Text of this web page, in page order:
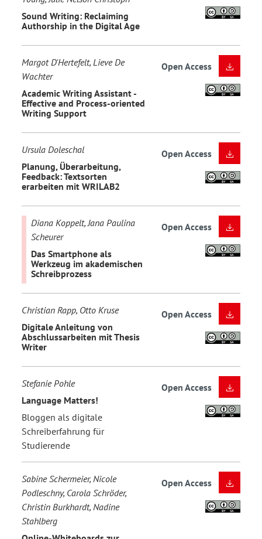
Sound Writing: Reclaiming
Authorship in the Digital Age
Margot D'Hertefelt, Lieve De
Wachter
Academic Writing Assistant -
Effective and Process-oriented
Writing Support
Open Access
Ursula Doleschal
Planung, Überarbeitung,
Feedback: Textsorten
erarbeiten mit WRILAB2
Open Access
Diana Koppelt, Jana Paulina
Scheurer
Das Smartphone als
Werkzeug im akademischen
Schreibprozess
Open Access
Christian Rapp, Otto Kruse
Digitale Anleitung von
Abschlussarbeiten mit Thesis
Writer
Open Access
Stefanie Pohle
Language Matters!
Bloggen als digitale
Schreiberfahrung für
Studierende
Open Access
Sabine Schermeier, Nicole
Podleschny, Carola Schröder,
Christin Burkhardt, Nadine
Stahlberg
Open Access